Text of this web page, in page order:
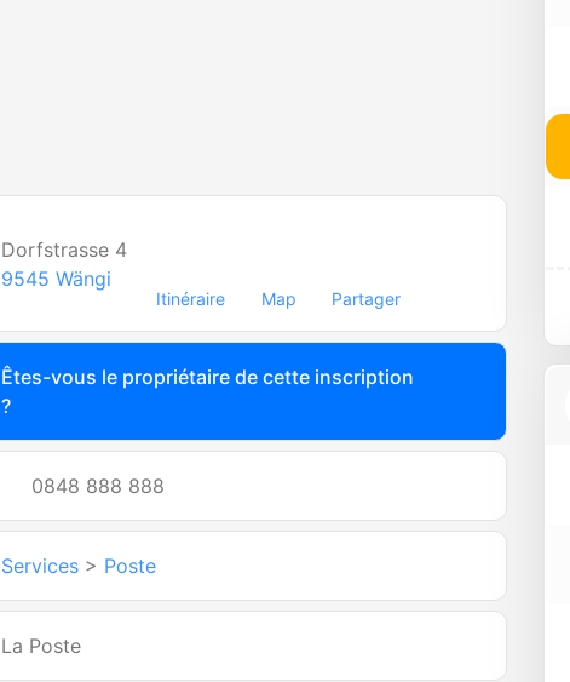
Dorfstrasse 4
9545 Wängi
Itinéraire Map Partager
Êtes-vous le propriétaire de cette inscription
?
0848 888 888
Services > Poste
La Poste